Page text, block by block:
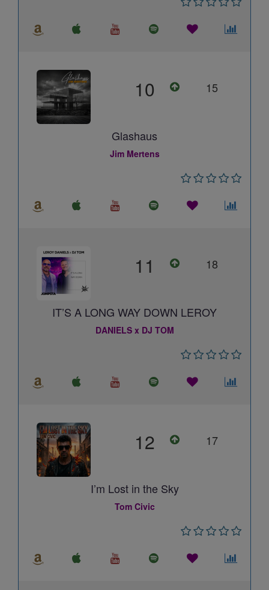
10 15
Glashaus
Jim Mertens
11 18
IT’S A LONG WAY DOWN LEROY
DANIELS x DJ TOM
12 17
I’m Lost in the Sky
Tom Civic